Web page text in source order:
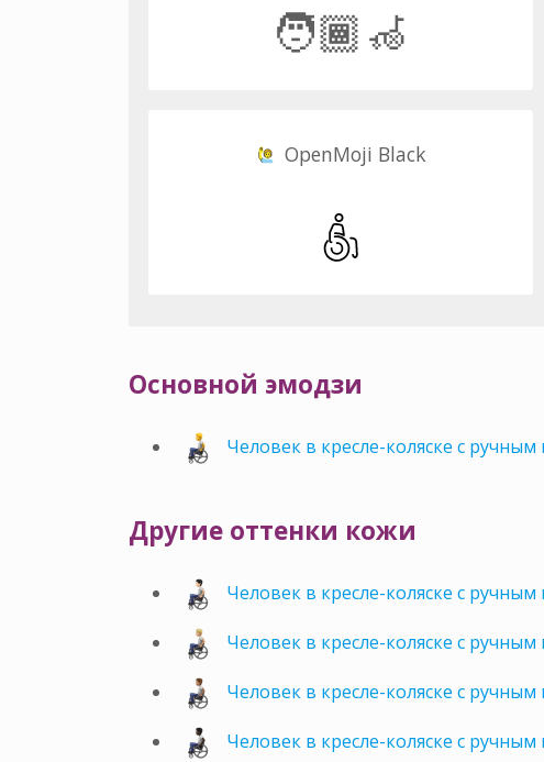
🧑🏾‍🦽
OpenMoji Black
Основной эмодзи
Человек в кресле-коляске с
Другие оттенки кожи
Человек в кресле-коляске с
Человек в кресле-коляске с
Человек в кресле-коляске с
Человек в кресле-коляске с